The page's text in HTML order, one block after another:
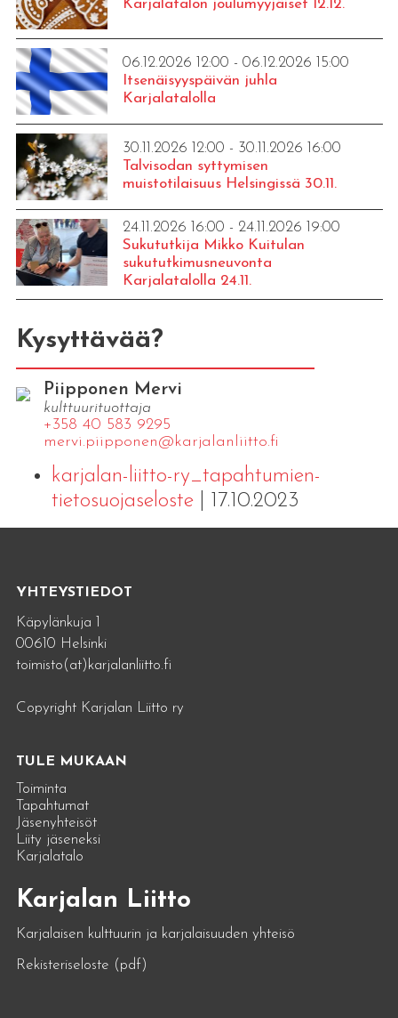
Karjalatalon joulumyyjäiset 12.12.
06.12.2026 12:00 - 06.12.2026 15:00
Itsenäisyyspäivän juhla
Karjalatalolla
30.11.2026 12:00 - 30.11.2026 16:00
Talvisodan syttymisen
muistotilaisuus Helsingissä 30.11.
24.11.2026 16:00 - 24.11.2026 19:00
Sukututkija Mikko Kuitulan
sukututkimusneuvonta
Karjalatalolla 24.11.
Kysyttävää?
Piipponen Mervi
kulttuurituottaja
+358 40 583 9295
mervi.​piipponen@​kar​jala​nlii​tto.​fi
karjalan-liitto-ry_tapahtumien-
tietosuojaseloste| 17.10.2023
YHTEYSTIEDOT
Käpylänkuja 1
00610 Helsinki
toimisto(at)karjalanliitto.fi
Copyright Karjalan Liitto ry
TULE MUKAAN
Toiminta
Tapahtumat
Jäsenyhteisöt
Liity jäseneksi
Karjalatalo
Karjalan Liitto
Karjalaisen kulttuurin ja karjalaisuuden yhteisö
Rekisteriseloste (pdf)